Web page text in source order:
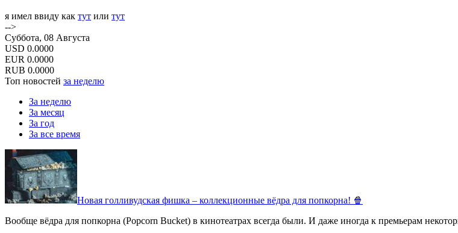
я имел ввиду как тут или тут
-->
Суббота, 08 Августа
USD 0.0000
EUR 0.0000
RUB 0.0000
Топ новостей за неделю
За неделю
За месяц
За год
За все время
Новая голливудская фишка – коллекционные вёдра для попкорна! 🍿
Вообще вёдра для попкорна (Popcorn Bucket) в кинотеатрах всегда были. И даже иногда к премьерам